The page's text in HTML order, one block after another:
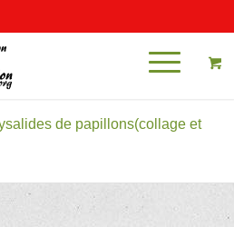
de papillons(collage et